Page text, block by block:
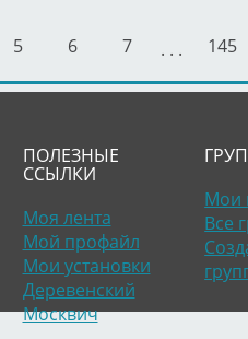
5 6 7 . . . 145
ПОЛЕЗНЫЕ
ССЫЛКИ
Моя лента
Мой профайл
Мои установки
Деревенский
Москвич
Мои
Все